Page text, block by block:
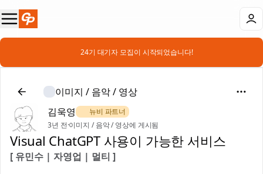
📣 24기 대기자 모집이 시작되었습니다!
이미지 / 음악 / 영상
김욱영
🌿 뉴비 파트너
3년 전·이미지 / 음악 / 영상에 게시됨
Visual ChatGPT 사용이 가능한 서비스
[ 유민수 | 자영업 | 멀티 ]